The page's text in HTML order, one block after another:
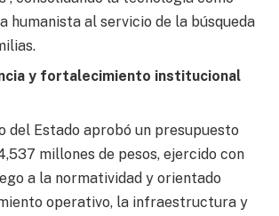
humanista al servicio de la búsqueda
y fortalecimiento institucional
del Estado aprobó un presupuesto
millones de pesos, ejercido con
a la normatividad y orientado
operativo, la infraestructura y